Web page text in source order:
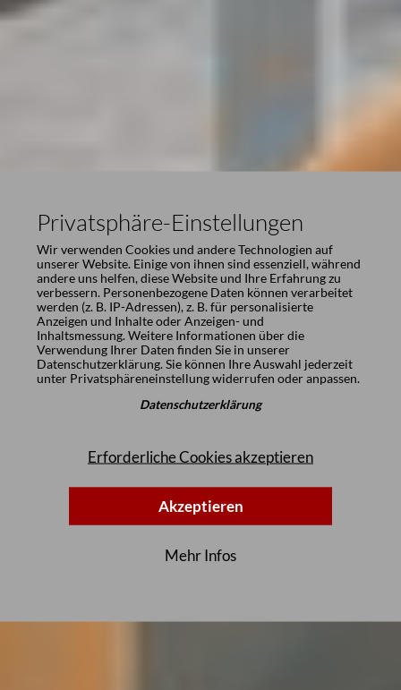
Privatsphäre-Einstellungen
Wir verwenden Cookies und andere Technologien auf
unserer Website. Einige von ihnen sind essenziell, während
andere uns helfen, diese Website und Ihre Erfahrung zu
verbessern. Personenbezogene Daten können verarbeitet
werden (z. B. IP-Adressen), z. B. für personalisierte
Anzeigen und Inhalte oder Anzeigen- und
Inhaltsmessung. Weitere Informationen über die
Verwendung Ihrer Daten finden Sie in unserer
Datenschutzerklärung. Sie können Ihre Auswahl jederzeit
unter Privatsphäreneinstellungwiderrufen oder anpassen.
Datenschutzerklärung
Erforderliche Cookies akzeptieren
Akzeptieren
Mehr Infos